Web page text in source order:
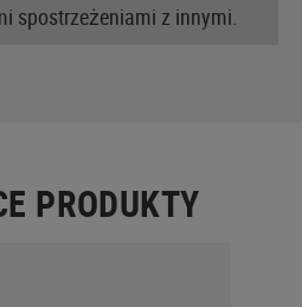
spostrzeżeniami z innymi.
PRODUKTY